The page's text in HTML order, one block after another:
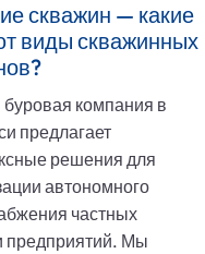
скважин — какие
виды скважинных
компания в
предлагает
решения для
автономного
частных
предприятий. Мы